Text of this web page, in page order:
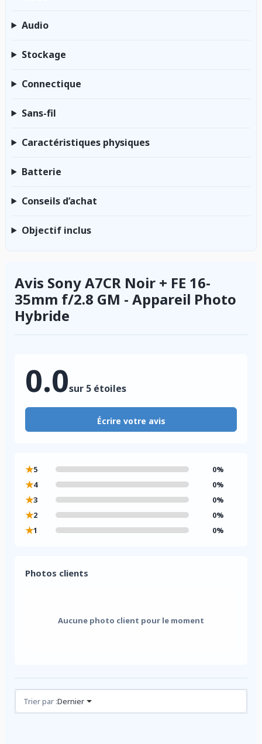
Audio
Stockage
Connectique
Sans-fil
Caractéristiques physiques
Batterie
Conseils d’achat
Objectif inclus
Avis Sony A7CR Noir + FE 16-
35mm f/2.8 GM - Appareil Photo
Hybride
0.0sur 5 étoiles
Écrire votre avis
★5 0%
★4 0%
★3 0%
★2 0%
★1 0%
Photos clients
Aucune photo client pour le moment
Avis (0)
Trier par :Dernier